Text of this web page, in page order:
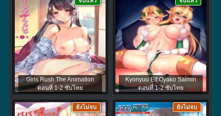
Girls Rush The Animation
ตอนที่ 1-2 ซับไทย
Kyonyuu Elf Oyako Saimin
ตอนที่ 1-2 ซับไทย
ยังไม่จบ ยังไม่จบ